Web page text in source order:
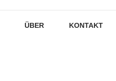
ÜBER KONTAKT